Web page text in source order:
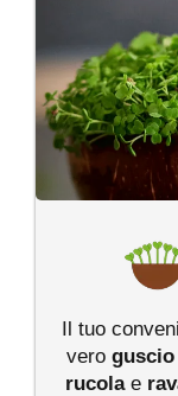
Il tuo
vero
rucolae